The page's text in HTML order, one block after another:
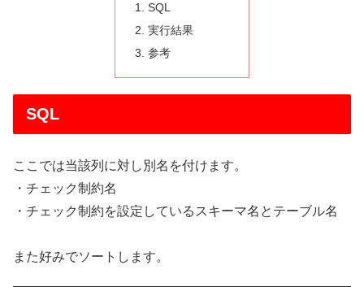
SQL
実行結果
参考
SQL
ここでは当該列に対し別名を付けます。
・チェック制約名
・チェック制約を設定しているスキーマ名とテーブル名
また好みでソートします。